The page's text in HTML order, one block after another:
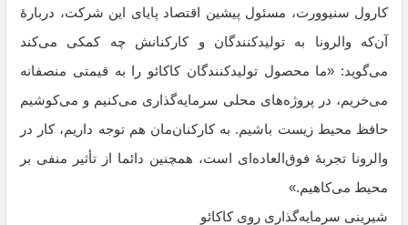
کارول سنیوورت، مسئول پیشین اقتصاد پایای این شرکت، دربارهٔ
آن‌که والرونا به تولیدکنندگان و کارکنانش چه کمکی می‌کند
می‌گوید: «ما محصول تولیدکنندگان کاکائو را به قیمتی منصفانه
می‌خریم، در پروژه‌های محلی سرمایه‌گذاری می‌کنیم و می‌کوشیم
حافظ محیط زیست باشیم. به کارکنان‌مان هم توجه داریم، کار در
والرونا تجربهٔ فوق‌العاده‌ای است، همچنین دائما از تأثیر منفی بر
محیط می‌کاهیم.»
شیرینی سرمایه‌گذاری روی کاکائو